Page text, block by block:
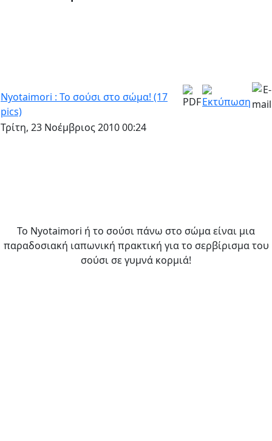
Nyotaimori : Το σούσι στο σώμα! (17
pics)
Τρίτη, 23 Νοέμβριος 2010 00:24
Το Nyotaimori ή το σούσι πάνω στο σώμα είναι μια
παραδοσιακή ιαπωνική πρακτική για το σερβίρισμα του
σούσι σε γυμνά κορμιά!